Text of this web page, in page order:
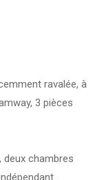
ravalée, à
3 pièces
deux chambres